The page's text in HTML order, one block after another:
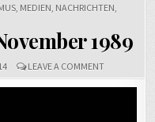
, MEDIEN, NACHRICHTEN,
1989
LEAVE A COMMENTON
AM